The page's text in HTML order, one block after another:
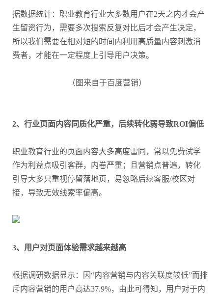
据数据统计：职业教育行业大多数用户在2天之内才会产
生留资行为，需要多次搜索反复对比后才会产生决定，
所以我们需要在相对短的时间内利用高质量内容刺激消
费者，才能在一定程度上引导用户决策。
（图来自于百度营销）
2、行业页面内容同质化严重，后续转化弱导致ROI偏低
职业教育行业的页面内容大多高度雷同，常以免费试学
作为利益点吸引客群，内卷严重；且营销点普遍，转化
引导大多只重视停留落地页，易忽略后续客服/校区对
接，导致无效线索率偏高。
3、用户对页面体验需求越来越高
根据调研数据显示：因“内容营销与内容关联度较低”而排
斥内容营销的用户高达37.9%，由此可得知，用户对于内